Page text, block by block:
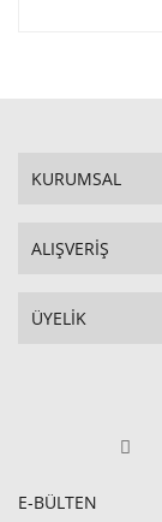
KURUMSAL
ALIŞVERİŞ
ÜYELİK
E-BÜLTEN